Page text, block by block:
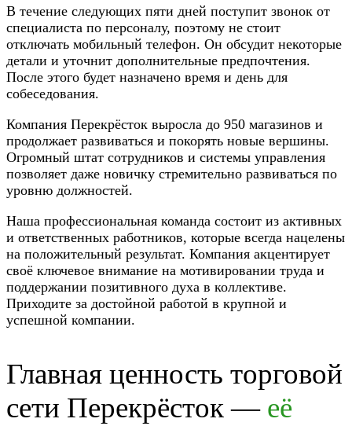
В течение следующих пяти дней поступит звонок от
специалиста по персоналу, поэтому не стоит
отключать мобильный телефон. Он обсудит некоторые
детали и уточнит дополнительные предпочтения.
После этого будет назначено время и день для
собеседования.
Компания Перекрёсток выросла до 950 магазинов и
продолжает развиваться и покорять новые вершины.
Огромный штат сотрудников и системы управления
позволяет даже новичку стремительно развиваться по
уровню должностей.
Наша профессиональная команда состоит из активных
и ответственных работников, которые всегда нацелены
на положительный результат. Компания акцентирует
своё ключевое внимание на мотивировании труда и
поддержании позитивного духа в коллективе.
Приходите за достойной работой в крупной и
успешной компании.
Главная ценность торговой
сети Перекрёсток — её